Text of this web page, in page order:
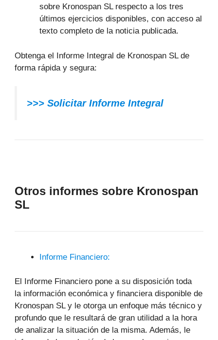
sobre Kronospan SL respecto a los tres
últimos ejercicios disponibles, con acceso al
texto completo de la noticia publicada.
Obtenga el Informe Integral de Kronospan SL de
forma rápida y segura:
>>> Solicitar Informe Integral
Otros informes sobre Kronospan
SL
Informe Financiero:
El Informe Financiero pone a su disposición toda
la información económica y financiera disponible de
Kronospan SL y le otorga un enfoque más técnico y
profundo que le resultará de gran utilidad a la hora
de analizar la situación de la misma. Además, le